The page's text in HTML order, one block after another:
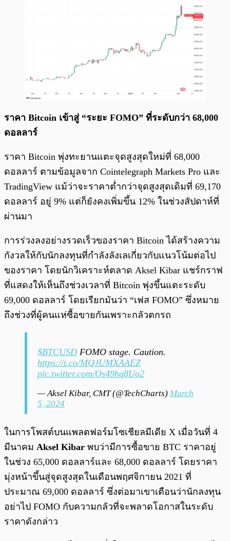
ราคา Bitcoin เข้าสู่ “ระยะ FOMO” ที่ระดับกว่า 68,000
ดอลลาร์
ราคา Bitcoin พุ่งทะยานแตะจุดสูงสุดใหม่ที่ 68,000
ดอลลาร์ ตามข้อมูลจาก Cointelegraph Markets Pro และ
TradingView แม้ว่าจะราคาต่ำกว่าจุดสูงสุดเดิมที่ 69,170
ดอลลาร์ อยู่ 9% แต่ก็ยังคงเพิ่มขึ้น 12% ในช่วงสัปดาห์ที่
ผ่านมา
การร่วงลงอย่างรวดเร็วของราคา Bitcoin ได้สร้างความ
กังวลให้กับนักลงทุนที่กำลังลังเลเกี่ยวกับแนวโน้มต่อไป
ของราคา โดยนักวิเคราะห์ตลาด Aksel Kibar แชร์กราฟ
ที่แสดงให้เห็นถึงช่วงเวลาที่ Bitcoin พุ่งขึ้นแตะระดับ
69,000 ดอลลาร์ โดยเรียกมันว่า “เฟส FOMO” ซึ่งหมาย
ถึงช่วงที่ผู้คนแห่ซื้อขายกันเพราะกลัวตกรถ
$BTCUSD FOMO stage. Caution.
https://t.co/MQJUMXAAEZ
pic.twitter.com/Os49hq8Uo2
— Aksel Kibar, CMT (@TechCharts) March
5, 2024
ในการโพสต์บนแพลตฟอร์มโซเชียลมีเดีย X เมื่อวันที่ 4
มีนาคม Aksel Kibar พบว่ามีการซื้อขาย BTC ราคาอยู่
ในช่วง 65,000 ดอลลาร์และ 68,000 ดอลลาร์ โดยราคา
มุ่งหน้าขึ้นสู่จุดสูงสุดในเดือนพฤศจิกายน 2021 ที่
ประมาณ 69,000 ดอลลาร์ ซึ่งต่อมาเขาเตือนว่านักลงทุน
อย่าไป FOMO กับความกลัวที่จะพลาดโอกาสในระดับ
ราคาดังกล่าว